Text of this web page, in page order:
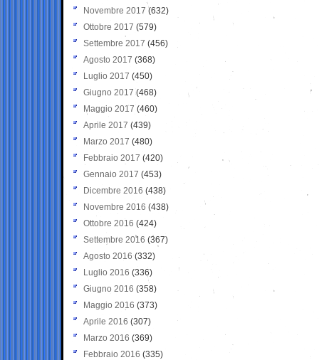
Novembre 2017 (632)
Ottobre 2017 (579)
Settembre 2017 (456)
Agosto 2017 (368)
Luglio 2017 (450)
Giugno 2017 (468)
Maggio 2017 (460)
Aprile 2017 (439)
Marzo 2017 (480)
Febbraio 2017 (420)
Gennaio 2017 (453)
Dicembre 2016 (438)
Novembre 2016 (438)
Ottobre 2016 (424)
Settembre 2016 (367)
Agosto 2016 (332)
Luglio 2016 (336)
Giugno 2016 (358)
Maggio 2016 (373)
Aprile 2016 (307)
Marzo 2016 (369)
Febbraio 2016 (335)